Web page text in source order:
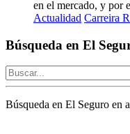
en el mercado, y por
Actualidad Carreira
Búsqueda en El
Búsqueda en El Seguro en